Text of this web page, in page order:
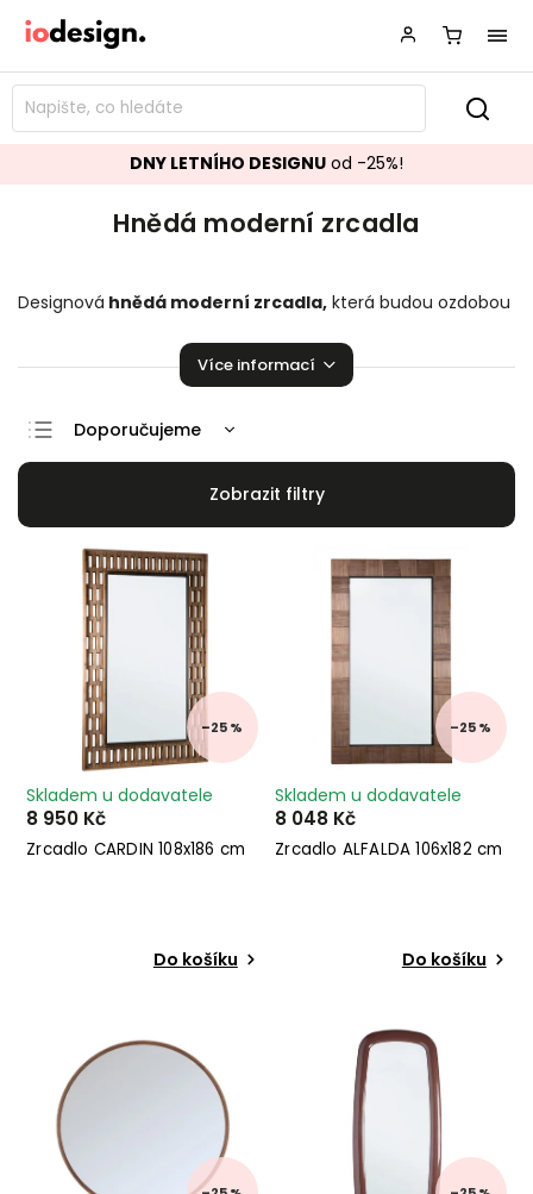
DNY LETNÍHO DESIGNU od -25%!
Hnědá moderní zrcadla
Designová hnědá moderní zrcadla, která budou ozdobou
obzvláštní Vaší domácnost.
Více informací
Doporučujeme
Nejlevnější
Nejprodávanější
Abecedně
–25 %
Zrcadlo CARDIN 108x186 cm
Skladem u dodavatele
8 950 Kč
Do košíku
–25 %
Zrcadlo ALFALDA 106x182 cm
Skladem u dodavatele
8 048 Kč
Do košíku